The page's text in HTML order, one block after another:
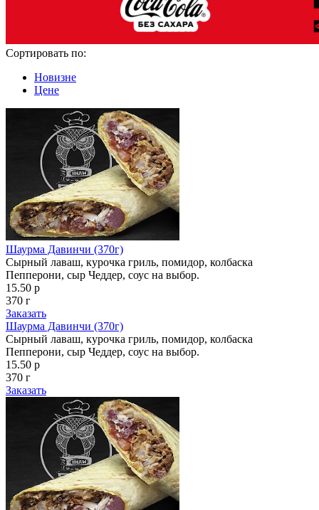
Сортировать по:
Новизне
Цене
Шаурма Давинчи (370г)
Сырный лаваш, курочка гриль, помидор, колбаска
Пепперони, сыр Чеддер, соус на выбор.
15.50 р
370 г
Заказать
Шаурма Давинчи (370г)
Сырный лаваш, курочка гриль, помидор, колбаска
Пепперони, сыр Чеддер, соус на выбор.
15.50 р
370 г
Заказать